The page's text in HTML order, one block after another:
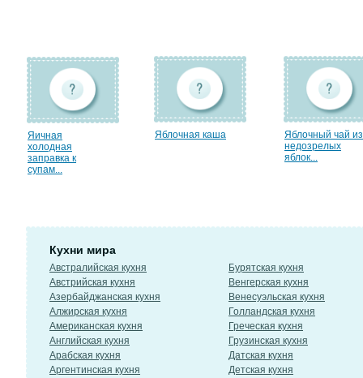
Яичная
холодная
заправка к
супам...
Яблочная каша
Яблочный чай из
недозрелых
яблок...
Кухни мира
Австралийская кухня
Австрийская кухня
Азербайджанская кухня
Алжирская кухня
Американская кухня
Английская кухня
Арабская кухня
Аргентинская кухня
Бурятская кухня
Венгерская кухня
Венесуэльская кухня
Голландская кухня
Греческая кухня
Грузинская кухня
Датская кухня
Детская кухня